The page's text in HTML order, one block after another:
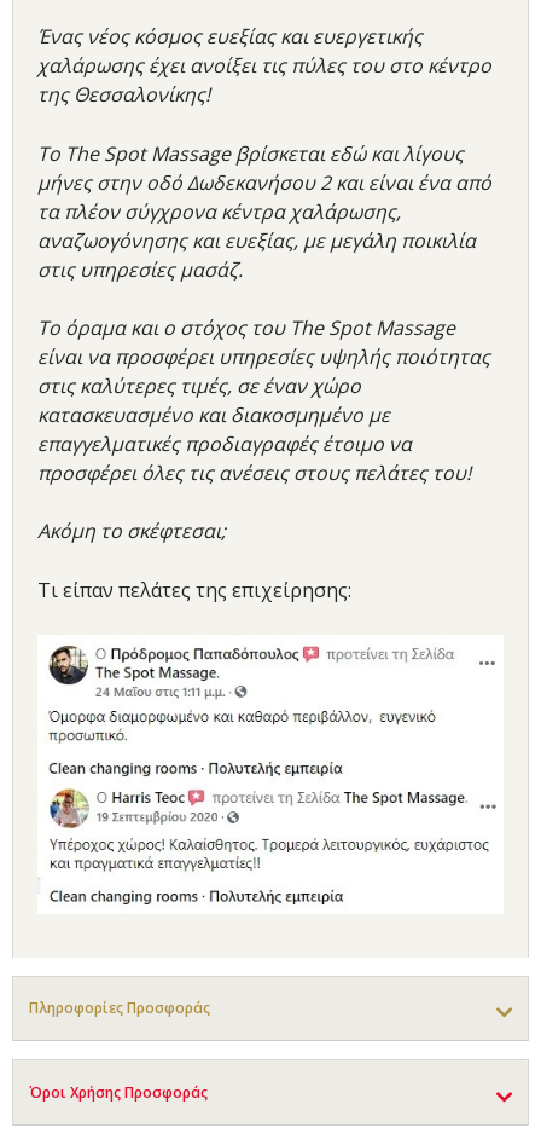
Ένας νέος κόσμος ευεξίας και ευεργετικής
χαλάρωσης έχει ανοίξει τις πύλες του στο κέντρο
της Θεσσαλονίκης!
Το The Spot Massage βρίσκεται εδώ και λίγους
μήνες στην οδό Δωδεκανήσου 2 και είναι ένα από
τα πλέον σύγχρονα κέντρα χαλάρωσης,
αναζωογόνησης και ευεξίας, με μεγάλη ποικιλία
στις υπηρεσίες μασάζ.
Το όραμα και ο στόχος του The Spot Massage
είναι να προσφέρει υπηρεσίες υψηλής ποιότητας
στις καλύτερες τιμές, σε έναν χώρο
κατασκευασμένο και διακοσμημένο με
επαγγελματικές προδιαγραφές έτοιμο να
προσφέρει όλες τις ανέσεις στους πελάτες του!
Ακόμη το σκέφτεσαι;
Τι είπαν πελάτες της επιχείρησης:
Πληροφορίες Προσφοράς
Όροι Χρήσης Προσφοράς